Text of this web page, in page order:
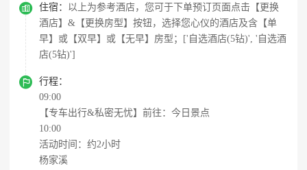
 住宿： 以上为参考酒店，您可于下单预订页面点击【更换
酒店】&【更换房型】按钮，选择您心仪的酒店及含【单
早】或【双早】或【无早】房型；['自选酒店(5钻)', '自选酒
店(5钻)']

行程：
09:00
【专车出行&私密无忧】前往：今日景点
10:00
活动时间：约2小时
杨家溪